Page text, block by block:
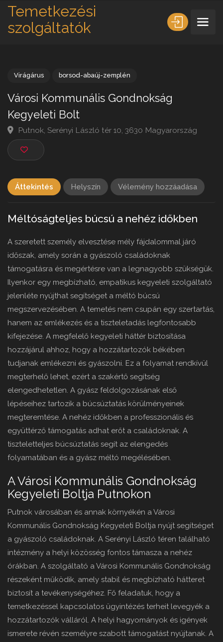
Temetkezési
szolgáltatók
Városi Kommunális Gondnokság
Kegyeleti Bolt
Putnok, Serényi László tér 10, 3630 Magyarország
Áttekintés Helyszín Vélemény hozzáadása
Méltóságteljes búcsú a nehéz időkben
A szeretett személy elvesztése mély fájdalommal járó
időszak, amely során a gyászoló családoknak
támogatásra és megértésre van a legnagyobb szükségük.
Ilyenkor egy megbízható, empatikus kegyeleti szolgáltató
jelenléte nyújthat segítséget a méltó búcsú
megszervezésében. A temetés nem csupán egy szertartás,
hanem az emlékezés és a tiszteletadás legfontosabb
kifejezése. A megfelelő kegyeleti háttér biztosítása
hozzájárul ahhoz, hogy a hozzátartozók békében
tudjanak emlékezni és gyászolni. Ez a folyamat rendkívül
megterhelő lehet, ezért a szakértő segítség
elengedhetetlen. A gyász feldolgozásának első
lépéseihez tartozik a búcsúztatás körülményeinek
megteremtése. A nehéz időkben a professzionális és
együttérző támogatás adhat erőt a családoknak. A
tiszteletteljes búcsúztatás segít az elengedés
folyamatában és a gyász méltó megélésében.
A Városi Kommunális Gondnokság
Kegyeleti Boltja Putnokon
Putnok városában és annak környékén a Városi
Kommunális Gondnokság Kegyeleti Boltja nyújt segítséget
a gyászoló családoknak. A Serényi László téren található
intézmény a helyi közösség fontos támasza a nehéz
órákban. A szolgáltató a Városi Kommunális Gondnokság
részeként működik, amely stabil és megbízható hátteret
biztosít a tevékenységéhez. Fő feladatuk, hogy a
temetkezéssel kapcsolatos ügyintézés terheit levegyék a
hozzátartozók válláról. A helyi hagyományok és igények
ismerete révén személyre szabott támogatást nyújtanak. A